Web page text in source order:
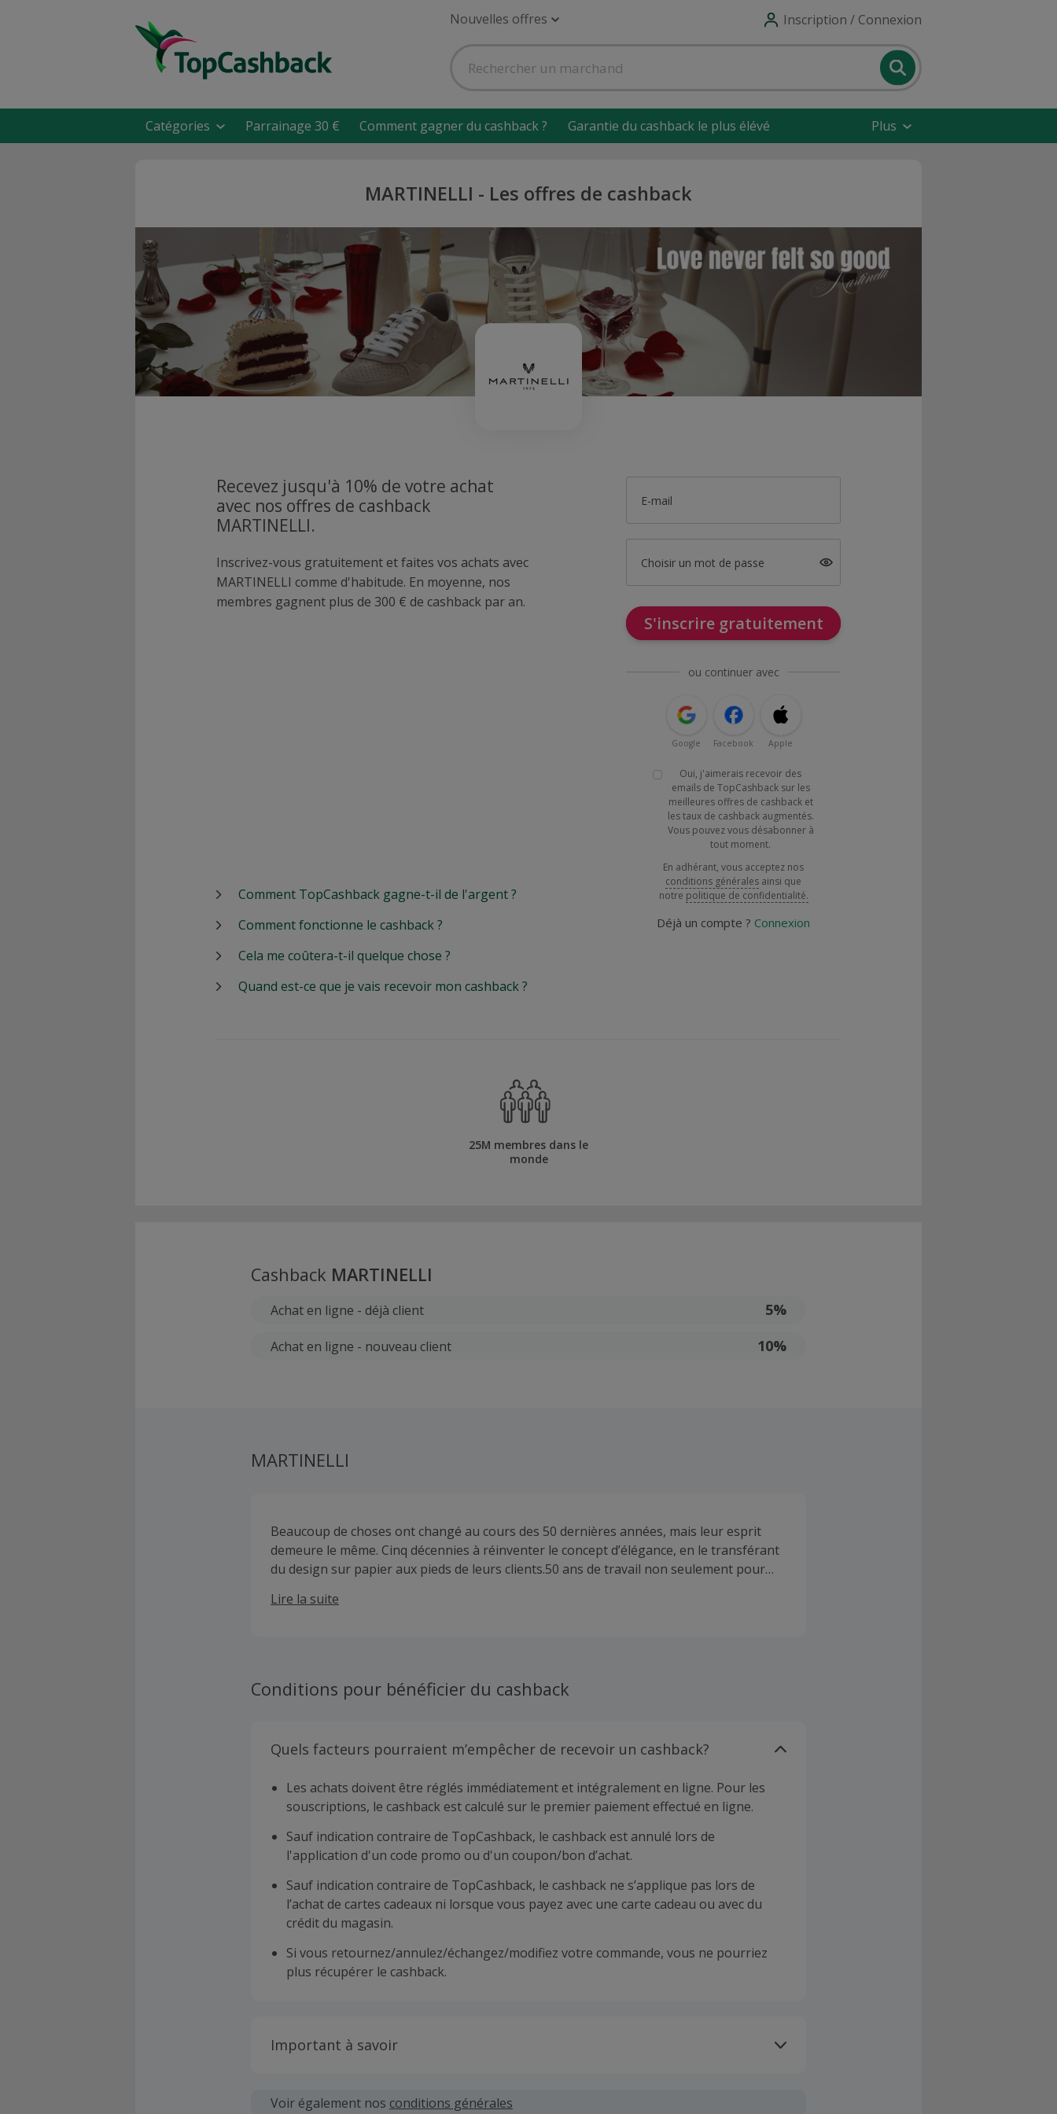
Nouvelles offres Inscription / Connexion
Catégories Parrainage 30 € Comment gagner du cashback ? Garantie du cashback le plus élévé Plus
MARTINELLI - Les offres de cashback
Recevez jusqu'à 10% de votre achat
avec nos offres de cashback
MARTINELLI.
Inscrivez-vous gratuitement et faites vos achats avec
MARTINELLI comme d'habitude. En moyenne, nos
membres gagnent plus de 300 € de cashback par an.
E-mail
Choisir un mot de passe
S'inscrire gratuitement
ou continuer avec
Google Facebook Apple
Oui, j'aimerais recevoir des
emails de TopCashback sur les
meilleures offres de cashback et
les taux de cashback augmentés.
Vous pouvez vous désabonner à
tout moment.
En adhérant, vous acceptez nos
conditions générales ainsi que
notre politique de confidentialité.
Déjà un compte ? Connexion
Comment TopCashback gagne-t-il de l'argent ?
Comment fonctionne le cashback ?
Cela me coûtera-t-il quelque chose ?
Quand est-ce que je vais recevoir mon cashback ?
25M membres dans le
monde
Cashback MARTINELLI
Achat en ligne - déjà client 5%
Achat en ligne - nouveau client 10%
MARTINELLI
Beaucoup de choses ont changé au cours des 50 dernières années, mais leur esprit
demeure le même. Cinq décennies à réinventer le concept d’élégance, en le transférant
du design sur papier aux pieds de leurs clients.50 ans de travail non seulement pour
portent tous les jours.
Lire la suite
Conditions pour bénéficier du cashback
Quels facteurs pourraient m’empêcher de recevoir un cashback?
Les achats doivent être réglés immédiatement et intégralement en ligne. Pour les
souscriptions, le cashback est calculé sur le premier paiement effectué en ligne.
Sauf indication contraire de TopCashback, le cashback est annulé lors de
l'application d'un code promo ou d'un coupon/bon d’achat.
Sauf indication contraire de TopCashback, le cashback ne s’applique pas lors de
l’achat de cartes cadeaux ni lorsque vous payez avec une carte cadeau ou avec du
crédit du magasin.
Si vous retournez/annulez/échangez/modifiez votre commande, vous ne pourriez
plus récupérer le cashback.
Important à savoir
soumises au plus tard dans les 100 jours qui suivent la date d'achat.
Voir également nos conditions générales